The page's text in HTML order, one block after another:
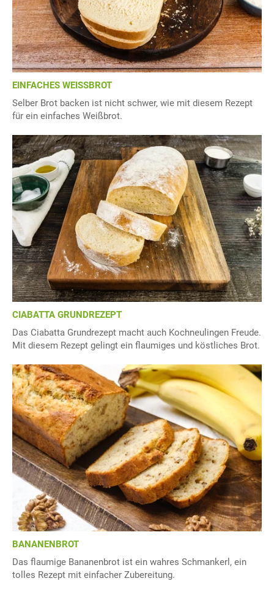
EINFACHES WEISSBROT
Selber Brot backen ist nicht schwer, wie mit diesem Rezept
für ein einfaches Weißbrot.
CIABATTA GRUNDREZEPT
Das Ciabatta Grundrezept macht auch Kochneulingen Freude.
Mit diesem Rezept gelingt ein flaumiges und köstliches Brot.
BANANENBROT
Das flaumige Bananenbrot ist ein wahres Schmankerl, ein
tolles Rezept mit einfacher Zubereitung.